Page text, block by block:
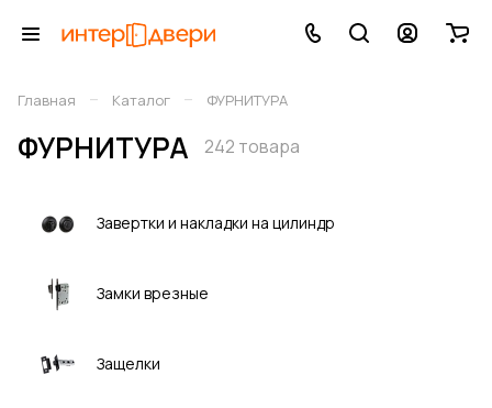
Главная – Каталог – ФУРНИТУРА
ФУРНИТУРА 242 товара
Завертки и накладки на цилиндр
Замки врезные
Защелки